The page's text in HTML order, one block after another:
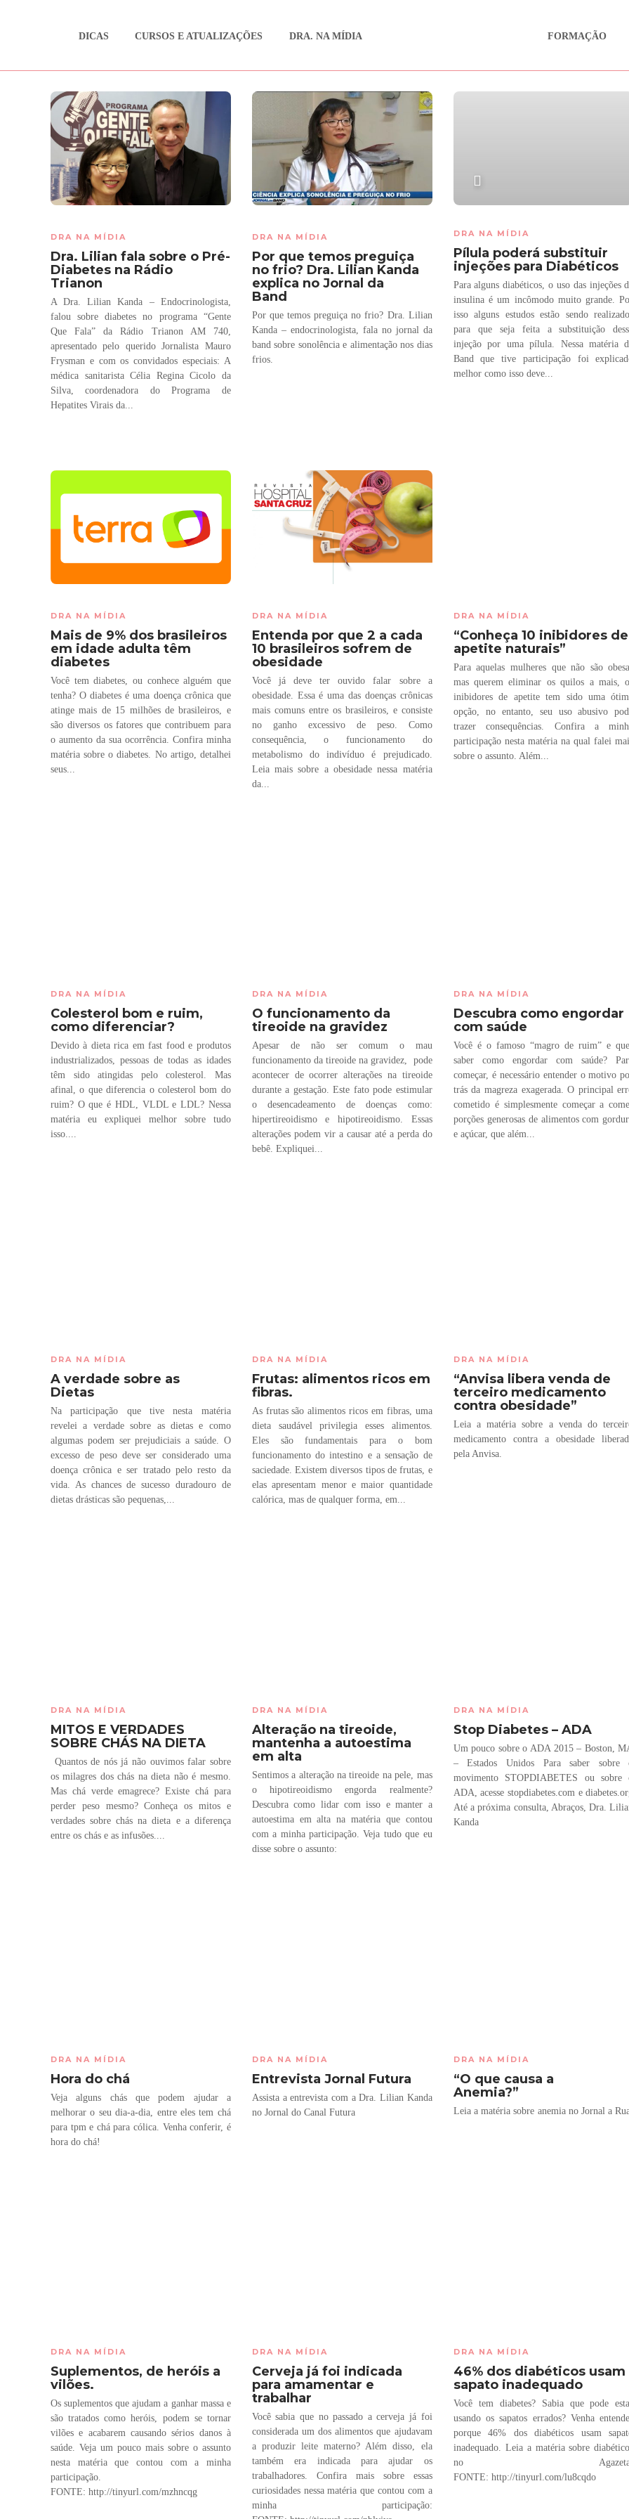
DICAS CURSOS E ATUALIZAÇÕES DRA. NA MÍDIA FORMAÇÃO
DRA NA MÍDIA
Dra. Lilian fala sobre o Pré-
Diabetes na Rádio
Trianon
A Dra. Lilian Kanda – Endocrinologista,
falou sobre diabetes no programa “Gente
Que Fala” da Rádio Trianon AM 740,
apresentado pelo querido Jornalista Mauro
Frysman e com os convidados especiais: A
médica sanitarista Célia Regina Cicolo da
Silva, coordenadora do Programa de
Hepatites Virais da...
DRA NA MÍDIA
Por que temos preguiça
no frio? Dra. Lilian Kanda
explica no Jornal da
Band
Por que temos preguiça no frio? Dra. Lilian
Kanda – endocrinologista, fala no jornal da
band sobre sonolência e alimentação nos dias
frios.
DRA NA MÍDIA
Pílula poderá substituir
injeções para Diabéticos
Para alguns diabéticos, o uso das injeções
insulina é um incômodo muito grande.
isso alguns estudos estão sendo
para que seja feita a substituição
injeção por uma pílula. Nessa matéria
Band que tive participação foi
melhor como isso deve...
DRA NA MÍDIA
Mais de 9% dos brasileiros
em idade adulta têm
diabetes
Você tem diabetes, ou conhece alguém que
tenha? O diabetes é uma doença crônica que
atinge mais de 15 milhões de brasileiros, e
são diversos os fatores que contribuem para
o aumento da sua ocorrência. Confira minha
matéria sobre o diabetes. No artigo, detalhei
seus...
DRA NA MÍDIA
Entenda por que 2 a cada
10 brasileiros sofrem de
obesidade
Você já deve ter ouvido falar sobre a
obesidade. Essa é uma das doenças crônicas
mais comuns entre os brasileiros, e consiste
no ganho excessivo de peso. Como
consequência, o funcionamento do
metabolismo do indivíduo é prejudicado.
Leia mais sobre a obesidade nessa matéria
da...
DRA NA MÍDIA
“Conheça 10 inibidores de
apetite naturais”
Para aquelas mulheres que não são
mas querem eliminar os quilos a mais,
inibidores de apetite tem sido uma
opção, no entanto, seu uso abusivo
trazer consequências. Confira a
participação nesta matéria na qual falei
sobre o assunto. Além...
DRA NA MÍDIA
Colesterol bom e ruim,
como diferenciar?
Devido à dieta rica em fast food e produtos
industrializados, pessoas de todas as idades
têm sido atingidas pelo colesterol. Mas
afinal, o que diferencia o colesterol bom do
ruim? O que é HDL, VLDL e LDL? Nessa
matéria eu expliquei melhor sobre tudo
isso....
DRA NA MÍDIA
O funcionamento da
tireoide na gravidez
Apesar de não ser comum o mau
funcionamento da tireoide na gravidez, pode
acontecer de ocorrer alterações na tireoide
durante a gestação. Este fato pode estimular
o desencadeamento de doenças como:
hipertireoidismo e hipotireoidismo. Essas
alterações podem vir a causar até a perda do
bebê. Expliquei...
DRA NA MÍDIA
Descubra como engordar
com saúde
Você é o famoso “magro de ruim” e
saber como engordar com saúde?
começar, é necessário entender o motivo
trás da magreza exagerada. O principal
cometido é simplesmente começar a
porções generosas de alimentos com
e açúcar, que além...
DRA NA MÍDIA
A verdade sobre as
Dietas
Na participação que tive nesta matéria
revelei a verdade sobre as dietas e como
algumas podem ser prejudiciais a saúde. O
excesso de peso deve ser considerado uma
doença crônica e ser tratado pelo resto da
vida. As chances de sucesso duradouro de
dietas drásticas são pequenas,...
DRA NA MÍDIA
Frutas: alimentos ricos em
fibras.
As frutas são alimentos ricos em fibras, uma
dieta saudável privilegia esses alimentos.
Eles são fundamentais para o bom
funcionamento do intestino e a sensação de
saciedade. Existem diversos tipos de frutas, e
elas apresentam menor e maior quantidade
calórica, mas de qualquer forma, em...
DRA NA MÍDIA
“Anvisa libera venda de
terceiro medicamento
contra obesidade”
Leia a matéria sobre a venda do
medicamento contra a obesidade
pela Anvisa.
DRA NA MÍDIA
MITOS E VERDADES
SOBRE CHÁS NA DIETA
Quantos de nós já não ouvimos falar sobre
os milagres dos chás na dieta não é mesmo.
Mas chá verde emagrece? Existe chá para
perder peso mesmo? Conheça os mitos e
verdades sobre chás na dieta e a diferença
entre os chás e as infusões....
DRA NA MÍDIA
Alteração na tireoide,
mantenha a autoestima
em alta
Sentimos a alteração na tireoide na pele, mas
o hipotireoidismo engorda realmente?
Descubra como lidar com isso e manter a
autoestima em alta na matéria que contou
com a minha participação. Veja tudo que eu
disse sobre o assunto:
DRA NA MÍDIA
Stop Diabetes – ADA
Um pouco sobre o ADA 2015 – Boston,
– Estados Unidos Para saber sobre
movimento STOPDIABETES ou sobre
ADA, acesse stopdiabetes.com e
Até a próxima consulta, Abraços, Dra.
Kanda
DRA NA MÍDIA
Hora do chá
Veja alguns chás que podem ajudar a
melhorar o seu dia-a-dia, entre eles tem chá
para tpm e chá para cólica. Venha conferir, é
hora do chá!
DRA NA MÍDIA
Entrevista Jornal Futura
Assista a entrevista com a Dra. Lilian Kanda
no Jornal do Canal Futura
DRA NA MÍDIA
“O que causa a
Anemia?”
Leia a matéria sobre anemia no Jornal a
DRA NA MÍDIA
Suplementos, de heróis a
vilões.
Os suplementos que ajudam a ganhar massa e
são tratados como heróis, podem se tornar
vilões e acabarem causando sérios danos à
saúde. Veja um pouco mais sobre o assunto
nesta matéria que contou com a minha
participação.
FONTE: http://tinyurl.com/mzhncqg
DRA NA MÍDIA
Cerveja já foi indicada
para amamentar e
trabalhar
Você sabia que no passado a cerveja já foi
considerada um dos alimentos que ajudavam
a produzir leite materno? Além disso, ela
também era indicada para ajudar os
trabalhadores. Confira mais sobre essas
curiosidades nessa matéria que contou com a
minha participação:
DRA NA MÍDIA
46% dos diabéticos usam
sapato inadequado
Você tem diabetes? Sabia que pode
usando os sapatos errados? Venha
porque 46% dos diabéticos usam
inadequado. Leia a matéria sobre
no
FONTE: http://tinyurl.com/lu8cqdo